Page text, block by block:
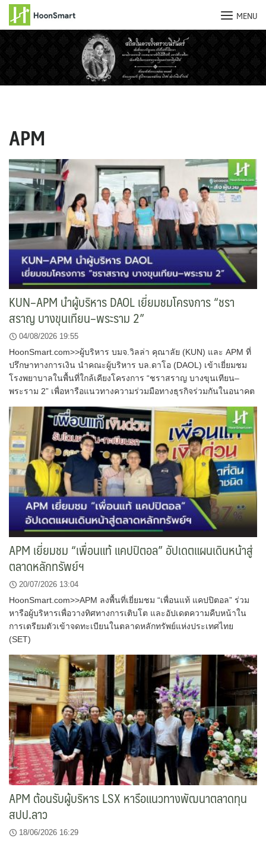
MENU
APM
KUN–APM นำผู้บริหาร DAOL เยี่ยมชมโครงการ “ชรา
สราญ บางขุนเทียน–พระราม 2”
04/08/2026 19:55
HoonSmart.com>>ผู้บริหาร บมจ.วิลล่า คุณาลัย (KUN) และ APM ที่
ปรึกษาทางการเงิน นำคณะผู้บริหาร บล.ดาโอ (DAOL) เข้าเยี่ยมชม
โรงพยาบาลในพื้นที่ใกล้เคียงโครงการ “ชราสราญ บางขุนเทียน–
พระราม 2” เพื่อหารือแนวทางความร่วมมือทางธุรกิจร่วมกันในอนาคต
APM เยี่ยมชม “เพื่อนแท้ แคปปิตอล” อัปเดตแผนเดินหน้าสู่
ตลาดหลักทรัพย์ฯ
20/07/2026 13:04
HoonSmart.com>>APM ลงพื้นที่เยี่ยมชม “เพื่อนแท้ แคปปิตอล” ร่วม
หารือผู้บริหารเพื่อวางทิศทางการเติบโต และอัปเดตความคืบหน้าใน
การเตรียมตัวเข้าจดทะเบียนในตลาดหลักทรัพย์แห่งประเทศไทย
(SET)
APM ต้อนรับผู้บริหาร LSX หารือแนวทางพัฒนาตลาดทุน
สปป.ลาว
18/06/2026 16:29